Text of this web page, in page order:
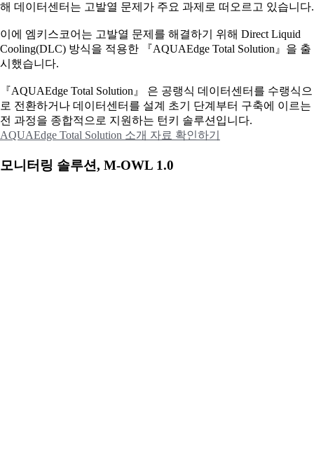
해 데이터센터는 고발열 문제가 주요 과제로 떠오르고 있습니다.
이에 엠키스코어는 고발열 문제를 해결하기 위해 Direct Liquid
Cooling(DLC) 방식을 적용한 『AQUAEdge Total Solution』을 출
시했습니다.
『AQUAEdge Total Solution』 은 공랭식 데이터센터를 수랭식으
로 전환하거나 데이터센터를 설계 초기 단계부터 구축에 이르는
전 과정을 종합적으로 지원하는 턴키 솔루션입니다.
AQUAEdge Total Solution 소개 자료 확인하기
모니터링 솔루션, M-OWL 1.0